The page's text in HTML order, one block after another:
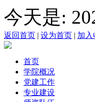
今天是:
返回首页 | 设为首页 | 加入
首页
学院概况
党建工作
专业建设